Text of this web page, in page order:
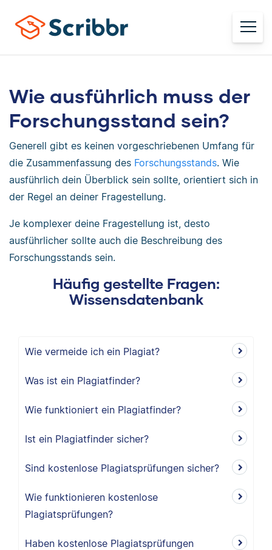
Wie ausführlich muss der
Forschungsstand sein?
Generell gibt es keinen vorgeschriebenen Umfang für
die Zusammenfassung des Forschungsstands. Wie
ausführlich dein Überblick sein sollte, orientiert sich in
der Regel an deiner Fragestellung.
Je komplexer deine Fragestellung ist, desto
ausführlicher sollte auch die Beschreibung des
Forschungsstands sein.
Häufig gestellte Fragen:
Wissensdatenbank
Wie vermeide ich ein Plagiat?
Was ist ein Plagiatfinder?
Wie funktioniert ein Plagiatfinder?
Ist ein Plagiatfinder sicher?
Sind kostenlose Plagiatsprüfungen sicher?
Wie funktionieren kostenlose
Plagiatsprüfungen?
Haben kostenlose Plagiatsprüfungen